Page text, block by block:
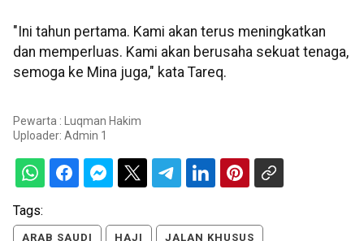
"Ini tahun pertama. Kami akan terus meningkatkan
dan memperluas. Kami akan berusaha sekuat tenaga,
semoga ke Mina juga," kata Tareq.
Pewarta : Luqman Hakim
Uploader: Admin 1
Tags:
ARAB SAUDI HAJI JALAN KHUSUS